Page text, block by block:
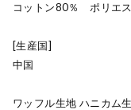
コットン80％ ポリエ
[生産国]
中国
ワッフル生地 ハニカム